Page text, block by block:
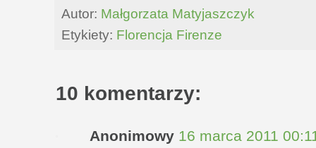
Autor: Małgorzata Matyjaszczyk
Etykiety: Florencja Firenze
10 komentarzy:
Anonimowy 16 marca 2011